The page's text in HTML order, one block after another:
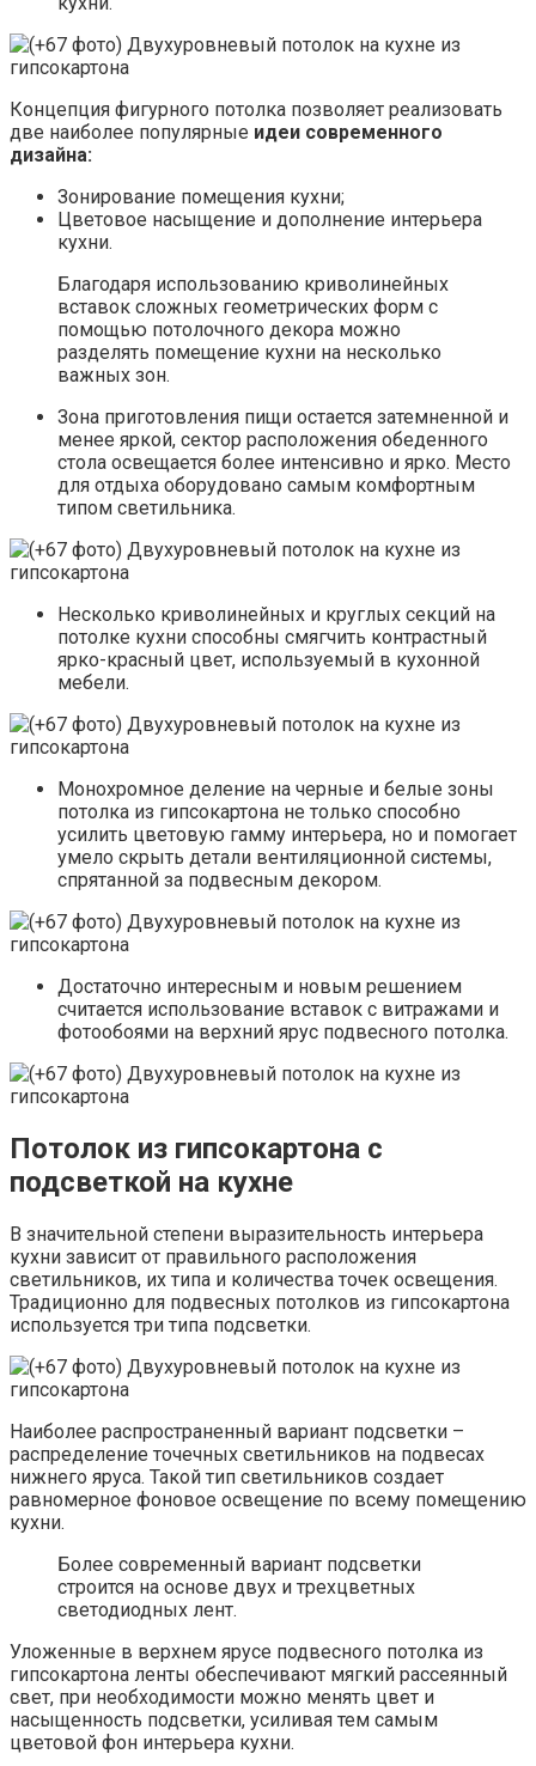
Концепция фигурного потолка позволяет реализовать
две наиболее популярные идеи современного
дизайна:
Зонирование помещения кухни;
Цветовое насыщение и дополнение интерьера
кухни.
Благодаря использованию криволинейных
вставок сложных геометрических форм с
помощью потолочного декора можно
разделять помещение кухни на несколько
важных зон.
Зона приготовления пищи остается затемненной и
менее яркой, сектор расположения обеденного
стола освещается более интенсивно и ярко. Место
для отдыха оборудовано самым комфортным
типом светильника.
Несколько криволинейных и круглых секций на
потолке кухни способны смягчить контрастный
ярко-красный цвет, используемый в кухонной
мебели.
Монохромное деление на черные и белые зоны
потолка из гипсокартона не только способно
усилить цветовую гамму интерьера, но и помогает
умело скрыть детали вентиляционной системы,
спрятанной за подвесным декором.
Достаточно интересным и новым решением
считается использование вставок с витражами и
фотообоями на верхний ярус подвесного потолка.
Потолок из гипсокартона с
подсветкой на кухне
В значительной степени выразительность интерьера
кухни зависит от правильного расположения
светильников, их типа и количества точек освещения.
Традиционно для подвесных потолков из гипсокартона
используется три типа подсветки.
Наиболее распространенный вариант подсветки –
распределение точечных светильников на подвесах
нижнего яруса. Такой тип светильников создает
равномерное фоновое освещение по всему помещению
кухни.
Более современный вариант подсветки
строится на основе двух и трехцветных
светодиодных лент.
Уложенные в верхнем ярусе подвесного потолка из
гипсокартона ленты обеспечивают мягкий рассеянный
свет, при необходимости можно менять цвет и
насыщенность подсветки, усиливая тем самым
цветовой фон интерьера кухни.